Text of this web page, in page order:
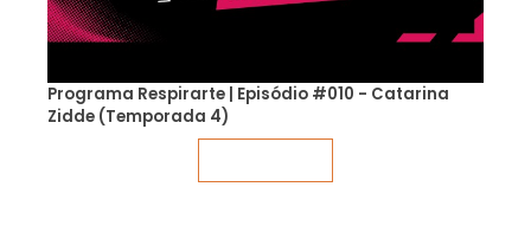
Programa Respirarte | Episódio #010 - Catarina
Zidde (Temporada 4)